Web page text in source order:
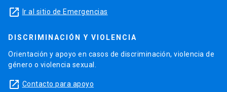
launch Ir al sitio de Emergencias
DISCRIMINACIÓN Y VIOLENCIA
Orientación y apoyo en casos de discriminación, violencia de
género o violencia sexual.
launch Contacto para apoyo